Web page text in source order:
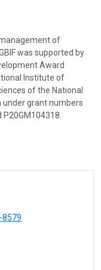
of
was supported by
Award
Institute of
of the National
under grant numbers
P20GM104318.